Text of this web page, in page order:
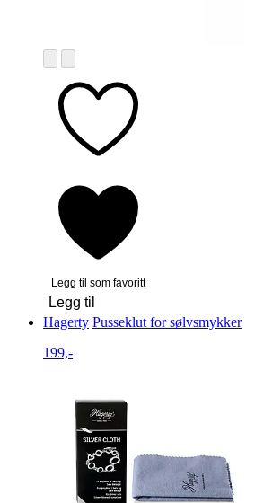
Legg til som favoritt
Legg til
Hagerty Pusseklut for sølvsmykker
199,-